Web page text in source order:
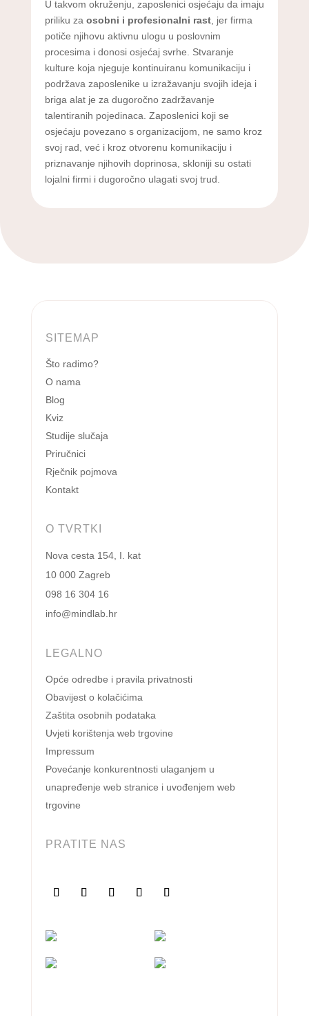
U takvom okruženju, zaposlenici osjećaju da imaju
priliku za osobni i profesionalni rast, jer firma
potiče njihovu aktivnu ulogu u poslovnim
procesima i donosi osjećaj svrhe. Stvaranje
kulture koja njeguje kontinuiranu komunikaciju i
podržava zaposlenike u izražavanju svojih ideja i
briga alat je za dugoročno zadržavanje
talentiranih pojedinaca. Zaposlenici koji se
osjećaju povezano s organizacijom, ne samo kroz
svoj rad, već i kroz otvorenu komunikaciju i
priznavanje njihovih doprinosa, skloniji su ostati
lojalni firmi i dugoročno ulagati svoj trud.
SITEMAP
Što radimo?
O nama
Blog
Kviz
Studije slučaja
Priručnici
Rječnik pojmova
Kontakt
O TVRTKI
Nova cesta 154, I. kat
10 000 Zagreb
098 16 304 16
info@mindlab.hr
LEGALNO
Opće odredbe i pravila privatnosti
Obavijest o kolačićima
Zaštita osobnih podataka
Uvjeti korištenja web trgovine
Impressum
Povećanje konkurentnosti ulaganjem u
unapređenje web stranice i uvođenjem web
trgovine
PRATITE NAS